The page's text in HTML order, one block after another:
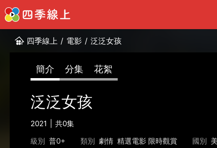
四季線上 / 電影 / 泛泛女孩
簡介 分集 花絮
泛泛女孩
2021
共0集
級別 普0+ 類別 劇情 精選電影 限時觀賞 國別